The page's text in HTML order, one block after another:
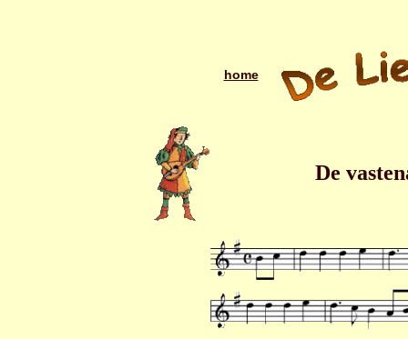
home
De